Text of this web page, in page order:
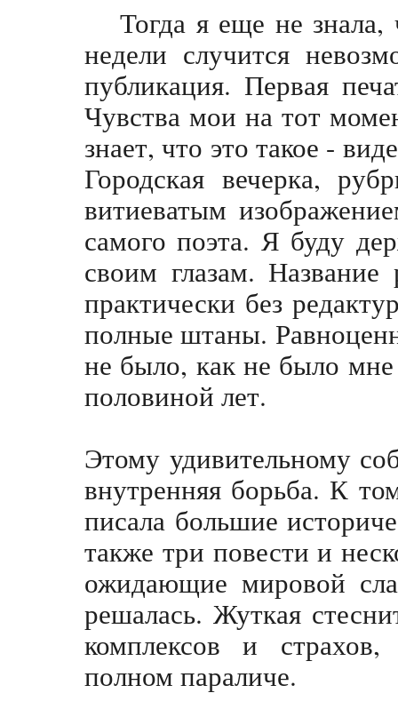
Тогда я еще не знала,
недели случится
публикация. Первая
Чувства мои на тот
знает, что это такое -
Городская вечерка,
витиеватым
самого поэта. Я буду
своим глазам.
практически без
полные штаны.
не было, как не было
половиной лет.
Этому удивительному
внутренняя борьба. К
писала большие
также три повести и
ожидающие мировой
решалась. Жуткая
комплексов и
полном параличе.